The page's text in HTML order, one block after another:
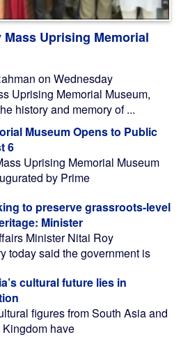
Uprising Memorial
on Wednesday
Uprising Memorial Museum,
history and memory of ...
Museum Opens to Public
6
Uprising Memorial Museum
by Prime
to preserve grassroots-level
Minister
Minister Nitai Roy
today said the government is
cultural future lies in
figures from South Asia and
have